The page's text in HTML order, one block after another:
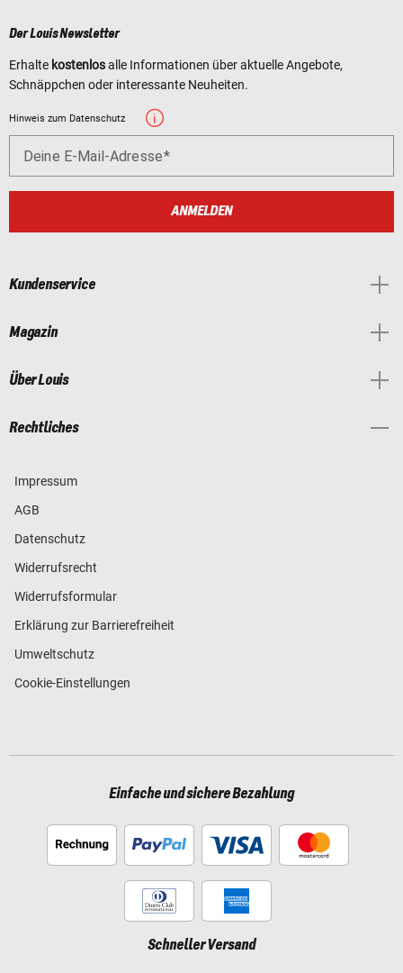
Der Louis Newsletter
Erhalte kostenlosalle Informationen über aktuelle Angebote,
Schnäppchen oder interessante Neuheiten.
Hinweis zum Datenschutz
Deine E-Mail-Adresse
ANMELDEN
Kundenservice
Magazin
Über Louis
Rechtliches
Impressum
AGB
Datenschutz
Widerrufsrecht
Widerrufsformular
Erklärung zur Barrierefreiheit
Umweltschutz
Cookie-Einstellungen
Einfache und sichere Bezahlung
Schneller Versand